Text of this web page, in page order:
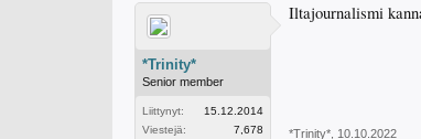
*Trinity*
Senior member
Liittynyt:
15.12.2014
Viestejä:
7,678
Iltajournalismi
*Trinity* 10.10.2022